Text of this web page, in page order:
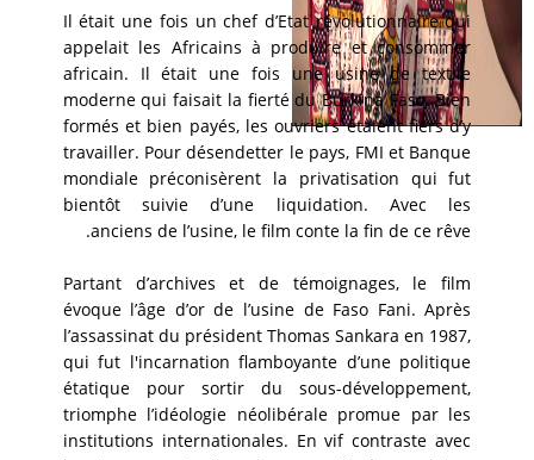
Il était une fois un chef d’Etat révolutionnaire qui
appelait les Africains à produire et consommer
africain. Il était une fois une usine de textile
moderne qui faisait la fierté du Burkina Faso. Bien
formés et bien payés, les ouvriers étaient fiers d’y
travailler. Pour désendetter le pays, FMI et Banque
mondiale préconisèrent la privatisation qui fut
bientôt suivie d’une liquidation. Avec les
anciens de l’usine, le film conte la fin de ce rêve.
Partant d’archives et de témoignages, le film
évoque l’âge d’or de l’usine de Faso Fani. Après
l’assassinat du président Thomas Sankara en 1987,
qui fut l'incarnation flamboyante d’une politique
étatique pour sortir du sous-développement,
triomphe l’idéologie néolibérale promue par les
institutions internationales. En vif contraste avec